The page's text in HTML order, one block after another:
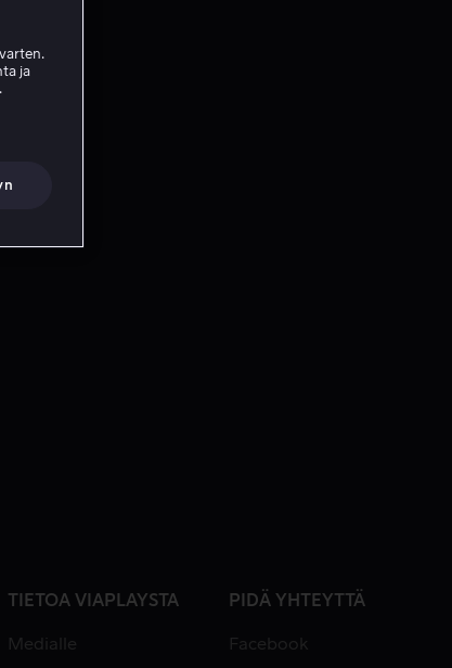
TIETOA VIAPLAYSTA
Medialle
PIDÄ YHTEYTTÄ
Facebook
ja